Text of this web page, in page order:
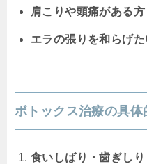
肩こりや頭痛がある
エラの張りを和らげた
ボトックス治療の具体
食いしばり・歯ぎし